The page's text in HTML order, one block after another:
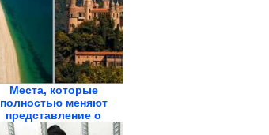
Места, которые
полностью меняют
представление о
планете